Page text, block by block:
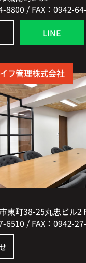
8800 / FAX：0942-
LINE
フ管理株式会社
東町38-25丸忠ビル2
6510 / FAX：0942-